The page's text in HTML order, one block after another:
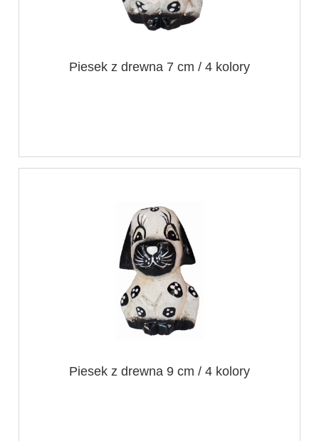
Piesek z drewna 7 cm / 4 kolory
Piesek z drewna 9 cm / 4 kolory